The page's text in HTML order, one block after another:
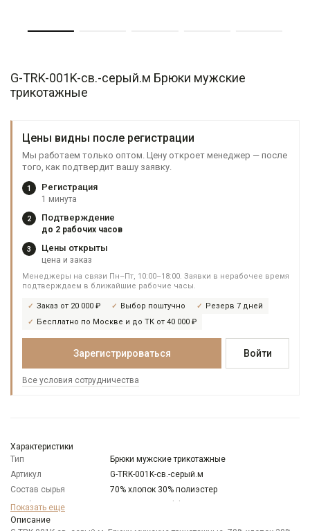
G-TRK-001K-св.-серый.м Брюки мужские
трикотажные
Цены видны после регистрации
Мы работаем только оптом. Цену откроет менеджер — после
того, как подтвердит вашу заявку.
1 Регистрация
1 минута
2 Подтверждение
до 2 рабочих часов
3 Цены открыты
цена и заказ
Менеджеры на связи Пн–Пт, 10:00–18:00. Заявки в нерабочее время
подтверждаем в ближайшие рабочие часы.
Заказ от 20 000 ₽ Выбор поштучно
Резерв 7 дней
Бесплатно по Москве и до ТК от 40 000 ₽
Зарегистрироваться Войти
Все условия сотрудничества
Характеристики
Тип
Брюки мужские трикотажные
Артикул
G-TRK-001K-св.-серый.м
Состав сырья
70% хлопок 30% полиэстер
Особенности
ткани
Показать еще
Описание